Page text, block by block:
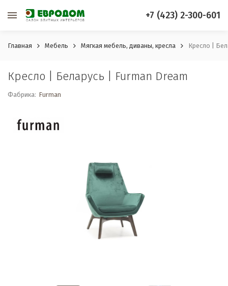
+7 (423) 2-300-601
Главная Мебель Мягкая мебель, диваны, кресла Кресло |
Кресло | Беларусь | Furman Dream
Фабрика: Furman